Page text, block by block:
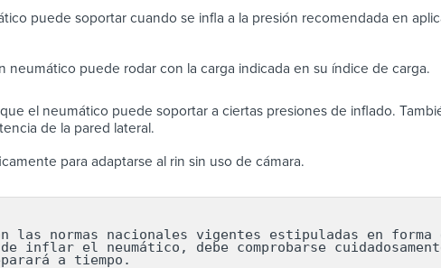
puede soportar cuando se infla a la presión recomendada en
neumático puede rodar con la carga indicada en su índice de carga.
el neumático puede soportar a ciertas presiones de inflado.
de la pared lateral.
para adaptarse al rin sin uso de cámara.
las normas nacionales vigentes estipuladas en forma
inflar el neumático, debe comprobarse
a tiempo.